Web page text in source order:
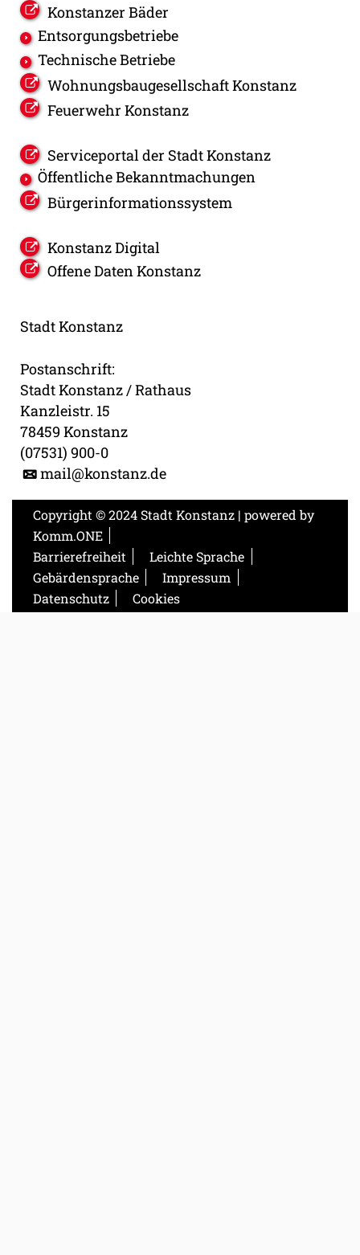
Konstanzer Bäder
Entsorgungsbetriebe
Technische Betriebe
Wohnungsbaugesellschaft Konstanz
Feuerwehr Konstanz
Serviceportal der Stadt Konstanz
Öffentliche Bekanntmachungen
Bürgerinformationssystem
Konstanz Digital
Offene Daten Konstanz
Stadt Konstanz
Postanschrift:
Stadt Konstanz / Rathaus
Kanzleistr. 15
78459 Konstanz
(07531) 900-0
mail@konstanz.de
Copyright © 2024 Stadt Konstanz | powered by
Komm.ONE
Barrierefreiheit
Leichte Sprache
Gebärdensprache
Impressum
Datenschutz
Cookies